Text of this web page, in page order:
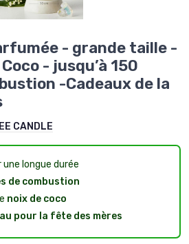
- grande taille -
- jusqu’à 150
-Cadeaux de la
CANDLE
une longue durée
de combustion
noix de coco
pour la fête des mères